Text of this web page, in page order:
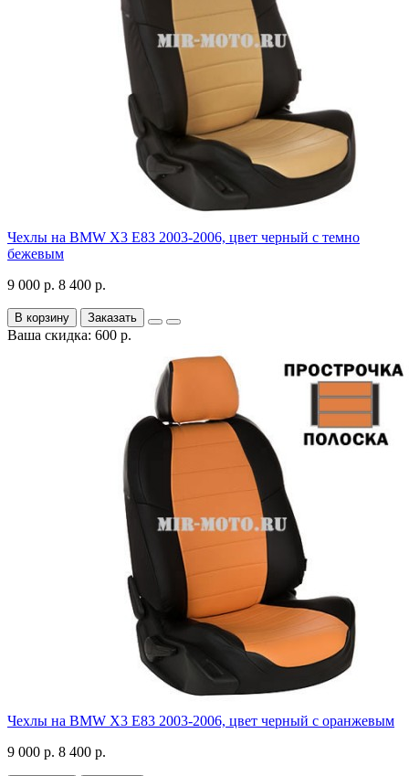
Чехлы на BMW X3 E83 2003-2006, цвет черный с темно
бежевым
9 000 р. 8 400 р.
В корзину Заказать
Ваша скидка: 600 р.
Чехлы на BMW X3 E83 2003-2006, цвет черный с оранжевым
9 000 р. 8 400 р.